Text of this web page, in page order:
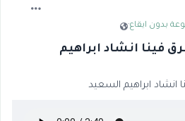
بدون ايقاع·
فينا انشاد ابراهيم
ابراهيم السعيد